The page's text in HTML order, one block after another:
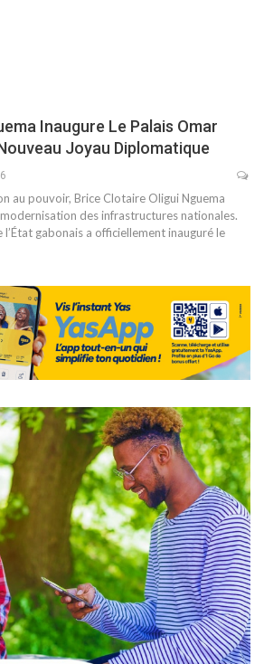
Inaugure Le Palais Omar
Joyau Diplomatique
au pouvoir, Brice Clotaire Oligui Nguema
des infrastructures nationales.
l’État gabonais a officiellement inauguré le